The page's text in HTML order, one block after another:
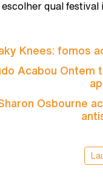
escolher qual festival
Knees: fomos
Acabou Ontem
Osbourne